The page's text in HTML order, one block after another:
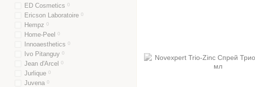
ED Cosmetics 0
Ericson Laboratoire 0
Hempz 0
Home-Peel 0
Innoaesthetics 0
Ivo Pitanguy 0
Jean d'Arcel 0
Jurlique 0
Juvena 0